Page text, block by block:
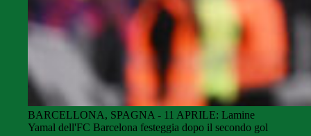
BARCELLONA, SPAGNA - 11 APRILE: Lamine
Yamal dell'FC Barcelona festeggia dopo il secondo gol